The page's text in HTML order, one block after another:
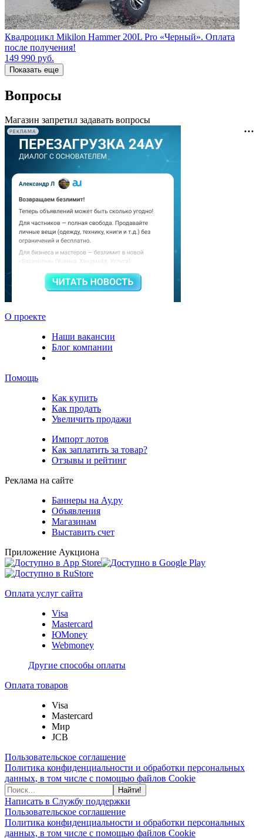
Квадроцикл Mikilon Hammer 200L Pro «Черный». Оплата
после получения!
149 990 руб.
Показать еще
Вопросы
Магазин запретил задавать вопросы
РЕКЛАМА
О проекте
Наши вакансии
Блог компании
Помощь
Как купить
Как продать
Увеличить продажи
Импорт лотов
Как заплатить за товар?
Отзывы и рейтинг
Реклама на сайте
Баннеры на Ау.ру
Объявления
Магазинам
Выставить счет
Приложение Аукциона
Оплата услуг сайта
Visa
Mastercard
ЮMoney
Webmoney
Другие способы оплаты
Оплата товаров
Visa
Mastercard
Мир
JCB
Пользовательское соглашение
Политика конфиденциальности и обработки персональных
данных, в том числе с помощью файлов Cookie
Найти!
Написать в Службу поддержки
Пользовательское соглашение
Политика конфиденциальности и обработки персональных
данных, в том числе с помощью файлов Cookie